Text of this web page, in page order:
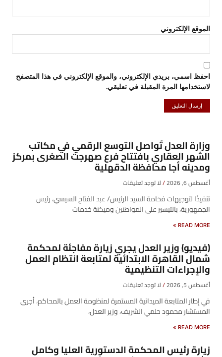
الموقع الإلكتروني
احفظ اسمي، بريدي الإلكتروني، والموقع الإلكتروني في هذا المتصفح
لاستخدامها المرة المقبلة في تعليقي.
وزارة العدل تُواصل التوسع الرقمي في مكاتب
الشهر العقاري بافتتاح فرع صهرجت الصغرى بمركز
ومدينه أجا محافظة الدقهلية
أغسطس 6, 2026 لا توجد تعليقات
تنفيذًا لتوجيهات فخامة السيد الرئيس/ عبد الفتاح السيسي، رئيس
الجمهورية، بالتيسير على المواطنين وميكنة خدمات
READ MORE »
(فيديو) وزير العدل يجري زيارة مفاجئة لمحكمة
شمال القاهرة الابتدائية لمتابعة انتظام العمل
والإجراءات التنظيمية
أغسطس 5, 2026 لا توجد تعليقات
في إطار المتابعة الميدانية المستمرة لمنظومة العمل بالمحاكم، أجرى
المستشار محمود حلمي الشريف، وزير العدل،
READ MORE »
زيارة رئيس المحكمة الدستورية العليا وكامل